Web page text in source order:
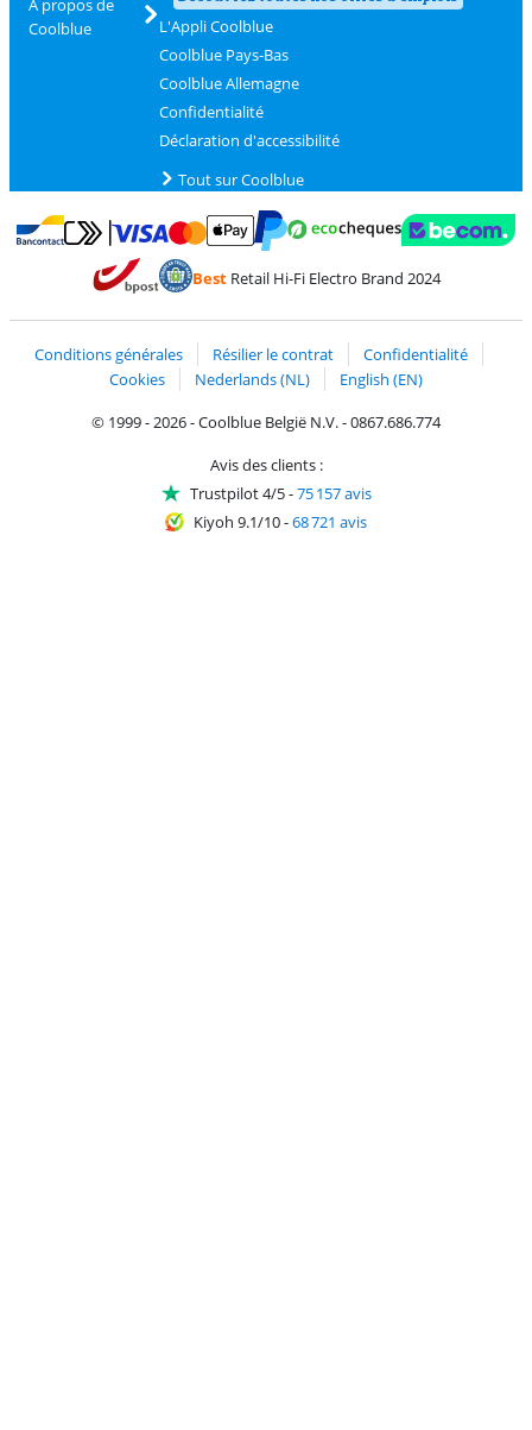
À propos de
Coolblue
L'Appli Coolblue
Coolblue Pays-Bas
Coolblue Allemagne
Confidentialité
Déclaration d'accessibilité
Tout sur Coolblue
Payer avec Bancontact
Payer avec MasterCard et Visa via ClickToPay
Payer avec PayPal
BestRetail Hi-Fi Electro Brand 2024
Conditions générales Résilier le contrat
Confidentialité
Cookies
Nederlands (NL)
English (EN)
© 1999 - 2026 - Coolblue België N.V. - 0867.686.774
Avis des clients :
Trustpilot 4/5-75 157 avis
Kiyoh 9.1/10-68 721 avis